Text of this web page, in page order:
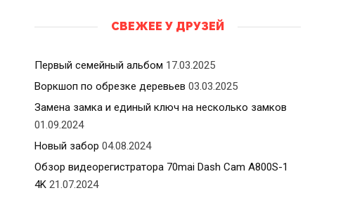
СВЕЖЕЕ У ДРУЗЕЙ
Первый семейный альбом 17.03.2025
Воркшоп по обрезке деревьев 03.03.2025
Замена замка и единый ключ на несколько замков
01.09.2024
Новый забор 04.08.2024
Обзор видеорегистратора 70mai Dash Cam A800S-1
4K 21.07.2024